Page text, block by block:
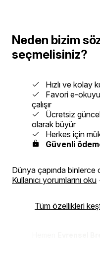
Neden bizim
seçmelisiniz?
Hızlı ve kolay
Favori e-
çalışır
Ücretsiz
olarak büyür
Herkes için
Güvenli
Dünya çapında
Kullanıcı yorumlarını oku
Tüm özellikleri